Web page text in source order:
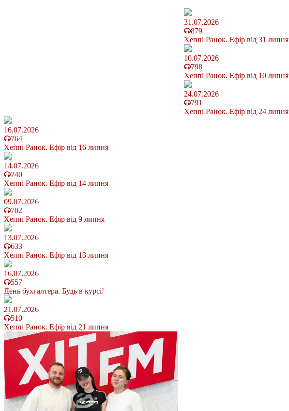
31.07.2026
879
Хеппі Ранок. Ефір від 31 липня
10.07.2026
798
Хеппі Ранок. Ефір від 10 липня
24.07.2026
791
Хеппі Ранок. Ефір від 24 липня
16.07.2026
764
Хеппі Ранок. Ефір від 16 липня
14.07.2026
740
Хеппі Ранок. Ефір від 14 липня
09.07.2026
702
Хеппі Ранок. Ефір від 9 липня
13.07.2026
633
Хеппі Ранок. Ефір від 13 липня
16.07.2026
557
День бухгалтера. Будь в курсі!
21.07.2026
510
Хеппі Ранок. Ефір від 21 липня